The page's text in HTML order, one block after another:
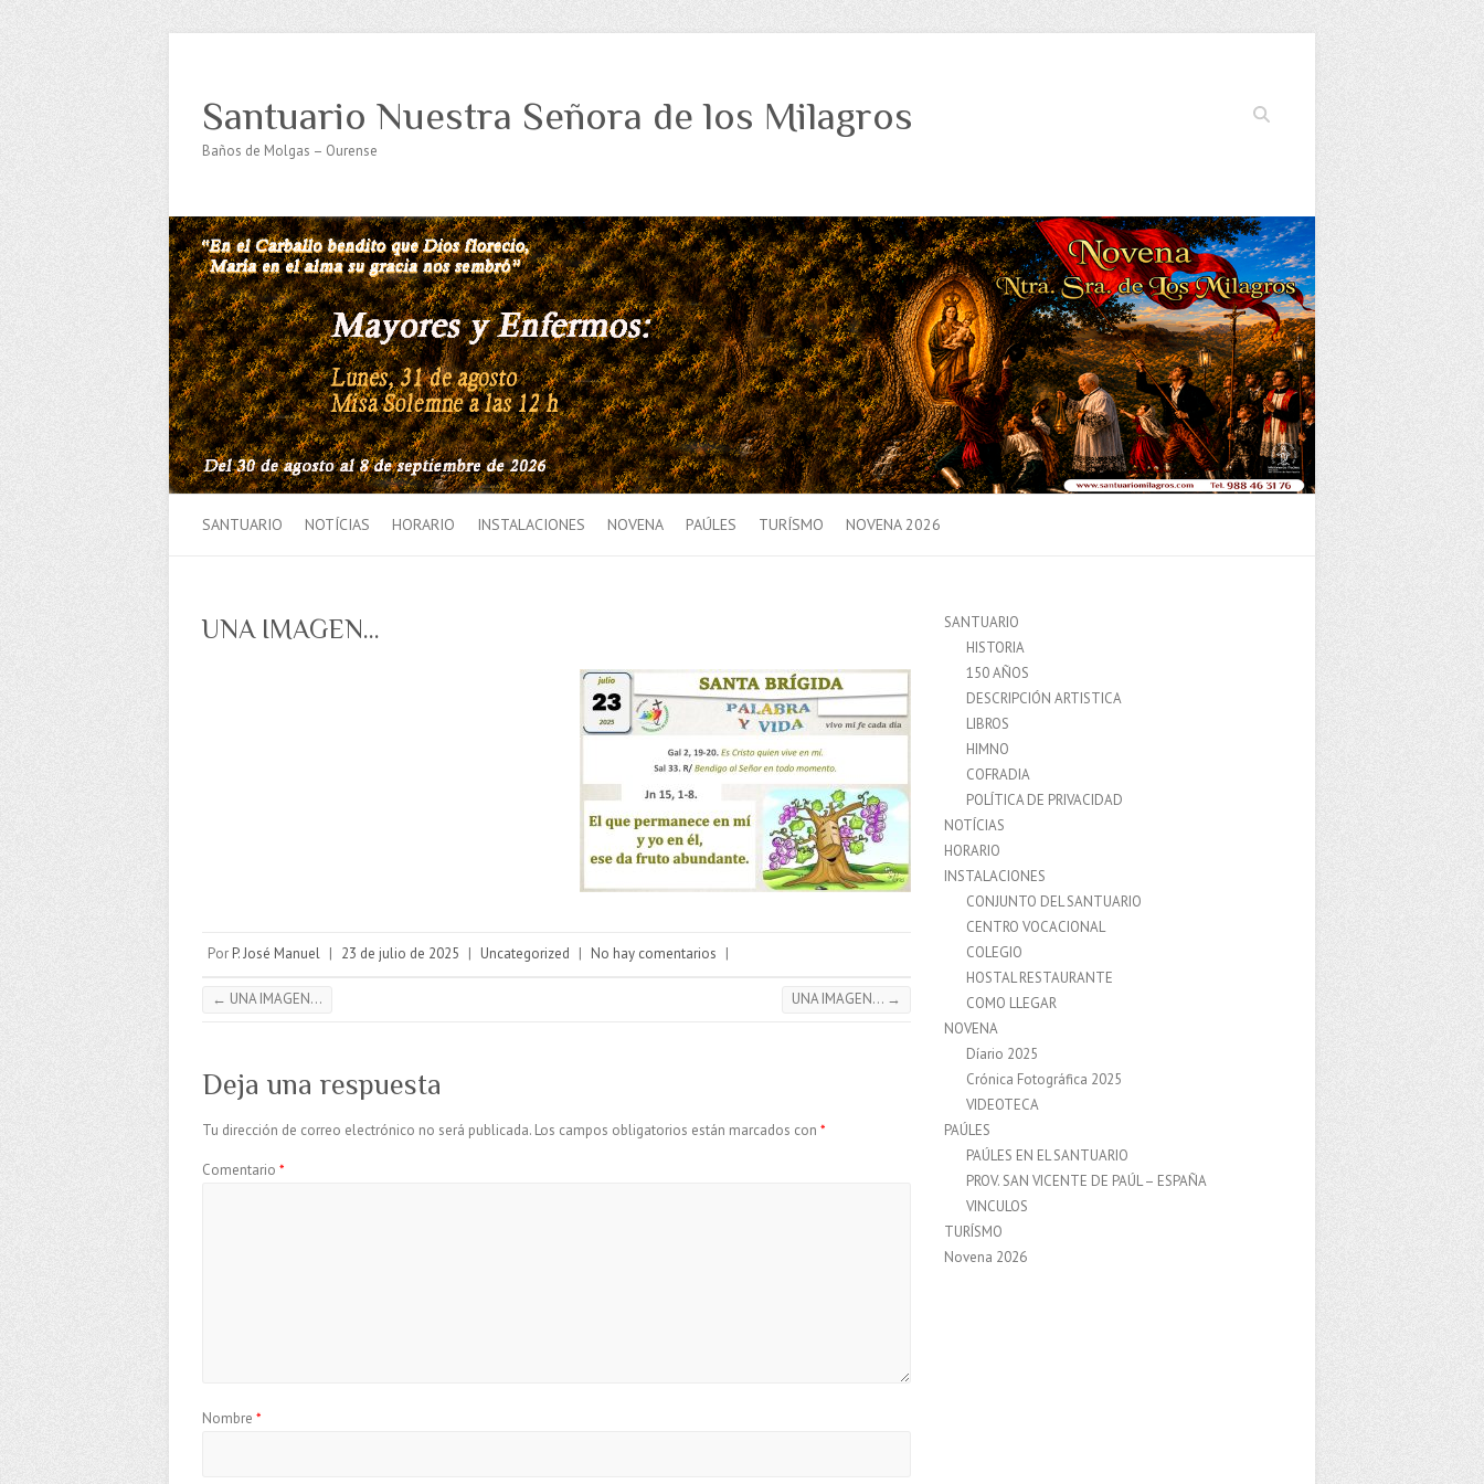
Buscar
Santuario Nuestra Señora de los Milagros
Baños de Molgas – Ourense
SANTUARIO NOTÍCIAS HORARIO INSTALACIONES NOVENA PAÚLES TURÍSMO NOVENA 2026
UNA IMAGEN…
Por P. José Manuel | 23 de julio de 2025 | Uncategorized | No hay comentarios |
← UNA IMAGEN… UNA IMAGEN… →
Deja una respuesta
Tu dirección de correo electrónico no será publicada. Los campos obligatorios están marcados con *
Comentario *
Nombre *
SANTUARIO
HISTORIA
150 AÑOS
DESCRIPCIÓN ARTISTICA
LIBROS
HIMNO
COFRADIA
POLÍTICA DE PRIVACIDAD
NOTÍCIAS
HORARIO
INSTALACIONES
CONJUNTO DEL SANTUARIO
CENTRO VOCACIONAL
COLEGIO
HOSTAL RESTAURANTE
COMO LLEGAR
NOVENA
Díario 2025
Crónica Fotográfica 2025
VIDEOTECA
PAÚLES
PAÚLES EN EL SANTUARIO
PROV. SAN VICENTE DE PAÚL – ESPAÑA
VINCULOS
TURÍSMO
Novena 2026